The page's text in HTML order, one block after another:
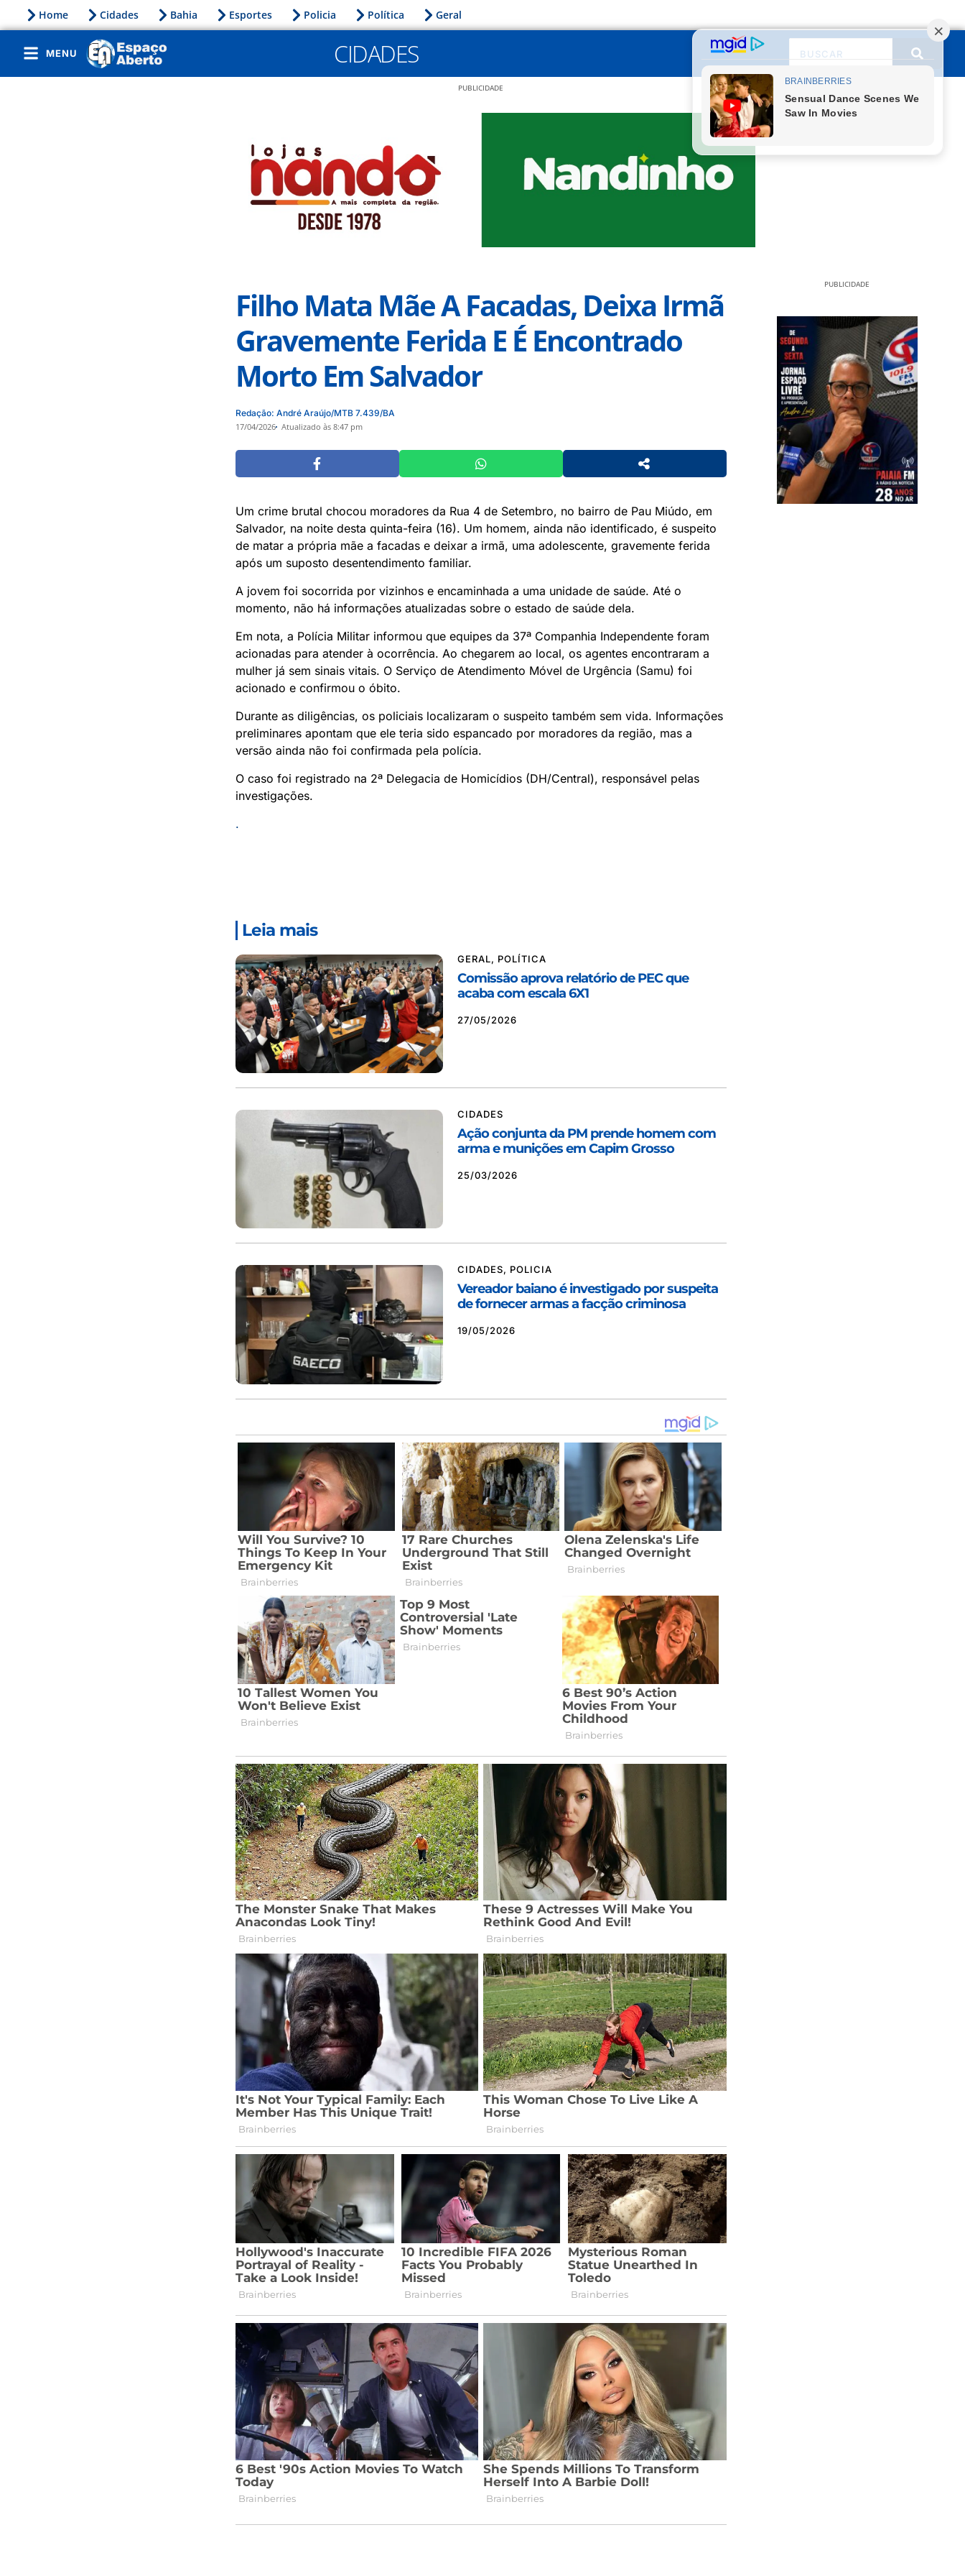
Home Cidades Bahia Esportes Policia Política Geral
MENU CIDADES
PUBLICIDADE
Filho Mata Mãe A Facadas, Deixa Irmã
Gravemente Ferida E É Encontrado
Morto Em Salvador
Redação: André Araújo/MTB 7.439/BA
17/04/2026 Atualizado às 8:47 pm
Um crime brutal chocou moradores da Rua 4 de Setembro, no bairro de Pau Miúdo, em
Salvador, na noite desta quinta-feira (16). Um homem, ainda não identificado, é suspeito
de matar a própria mãe a facadas e deixar a irmã, uma adolescente, gravemente ferida
após um suposto desentendimento familiar.
A jovem foi socorrida por vizinhos e encaminhada a uma unidade de saúde. Até o
momento, não há informações atualizadas sobre o estado de saúde dela.
Em nota, a Polícia Militar informou que equipes da 37ª Companhia Independente foram
acionadas para atender à ocorrência. Ao chegarem ao local, os agentes encontraram a
mulher já sem sinais vitais. O Serviço de Atendimento Móvel de Urgência (Samu) foi
acionado e confirmou o óbito.
Durante as diligências, os policiais localizaram o suspeito também sem vida. Informações
preliminares apontam que ele teria sido espancado por moradores da região, mas a
versão ainda não foi confirmada pela polícia.
O caso foi registrado na 2ª Delegacia de Homicídios (DH/Central), responsável pelas
investigações.
.
Leia mais
GERAL, POLÍTICA
Comissão aprova relatório de PEC que
acaba com escala 6X1
27/05/2026
CIDADES
Ação conjunta da PM prende homem com
arma e munições em Capim Grosso
25/03/2026
CIDADES, POLICIA
Vereador baiano é investigado por suspeita
de fornecer armas a facção criminosa
19/05/2026
PUBLICIDADE